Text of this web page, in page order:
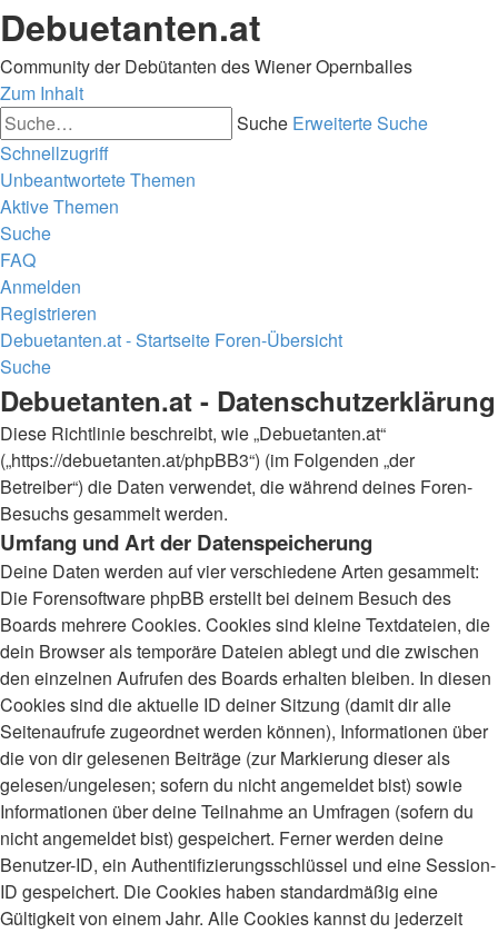
Debuetanten.at
Community der Debütanten des Wiener Opernballes
Zum Inhalt
Suche Erweiterte Suche
Schnellzugriff
Unbeantwortete Themen
Aktive Themen
Suche
FAQ
Anmelden
Registrieren
Debuetanten.at - Startseite Foren-Übersicht
Suche
Debuetanten.at - Datenschutzerklärung
Diese Richtlinie beschreibt, wie „Debuetanten.at“
(„https://debuetanten.at/phpBB3“) (im Folgenden „der
Betreiber“) die Daten verwendet, die während deines Foren-
Besuchs gesammelt werden.
Umfang und Art der Datenspeicherung
Deine Daten werden auf vier verschiedene Arten gesammelt:
Die Forensoftware phpBB erstellt bei deinem Besuch des
Boards mehrere Cookies. Cookies sind kleine Textdateien, die
dein Browser als temporäre Dateien ablegt und die zwischen
den einzelnen Aufrufen des Boards erhalten bleiben. In diesen
Cookies sind die aktuelle ID deiner Sitzung (damit dir alle
Seitenaufrufe zugeordnet werden können), Informationen über
die von dir gelesenen Beiträge (zur Markierung dieser als
gelesen/ungelesen; sofern du nicht angemeldet bist) sowie
Informationen über deine Teilnahme an Umfragen (sofern du
nicht angemeldet bist) gespeichert. Ferner werden deine
Benutzer-ID, ein Authentifizierungsschlüssel und eine Session-
ID gespeichert. Die Cookies haben standardmäßig eine
Gültigkeit von einem Jahr. Alle Cookies kannst du jederzeit